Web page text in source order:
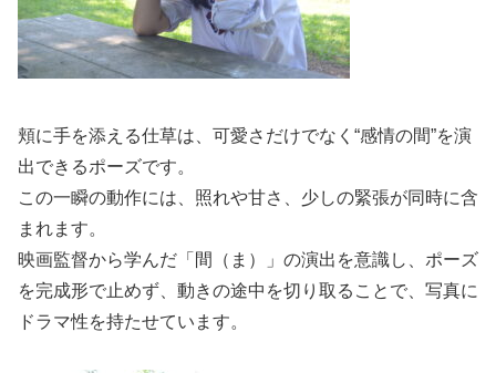
頬に手を添える仕草は、可愛さだけでなく“感情の間”を演
出できるポーズです。
この一瞬の動作には、照れや甘さ、少しの緊張が同時に含
まれます。
映画監督から学んだ「間（ま）」の演出を意識し、ポーズ
を完成形で止めず、動きの途中を切り取ることで、写真に
ドラマ性を持たせています。